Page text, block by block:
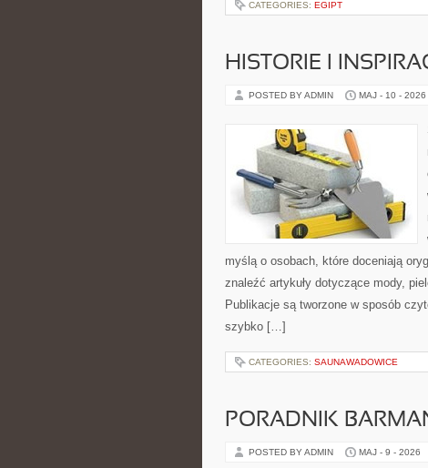
CATEGORIES: EGIPT
HISTORIE I
POSTED BY ADMIN MAJ - 10 - 2026
myślą o osobach, które doceniają
znaleźć artykuły dotyczące mody,
Publikacje są tworzone w sposób
szybko […]
CATEGORIES: SAUNAWADOWICE
PORADNIK
POSTED BY ADMIN MAJ - 9 - 2026